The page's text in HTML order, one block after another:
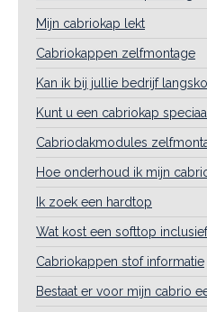
Mijn cabriokap lekt
Cabriokappen zelfmontage
Kan ik bij jullie bedrijf
Kunt u een cabriokap
Cabriodakmodules
Hoe onderhoud ik mijn
Ik zoek een hardtop
Wat kost een softtop
Cabriokappen stof informatie
Bestaat er voor mijn cabrio